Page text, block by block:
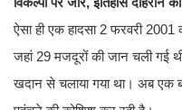
ऐसा ही एक हादसा 2 फरवरी 2001
जहां 29 मजदूरों की जान चली गई
खदान से चलाया गया था। अब एक